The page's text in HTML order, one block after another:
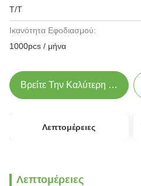
T/T
Ικανότητα Εφοδιασμού:
1000pcs / μήνα
Βρείτε Την Καλύτερη Τιμή
Λεπτομέρειες
Λεπτομέρειες